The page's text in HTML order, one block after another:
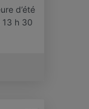
d’été
13 h 30